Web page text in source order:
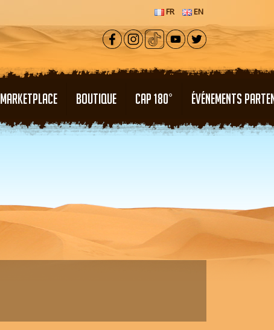
FR EN
MARKETPLACE BOUTIQUE CAP 180° ÉVÉNEMENTS